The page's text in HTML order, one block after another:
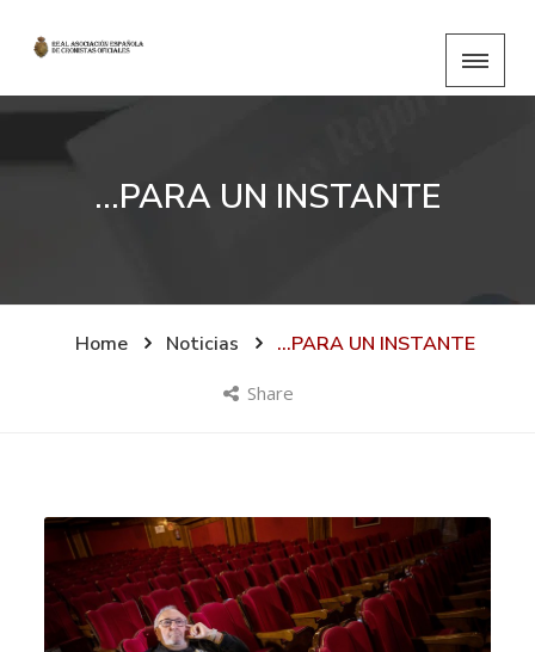
…PARA UN INSTANTE
Home Noticias …PARA UN INSTANTE
Share